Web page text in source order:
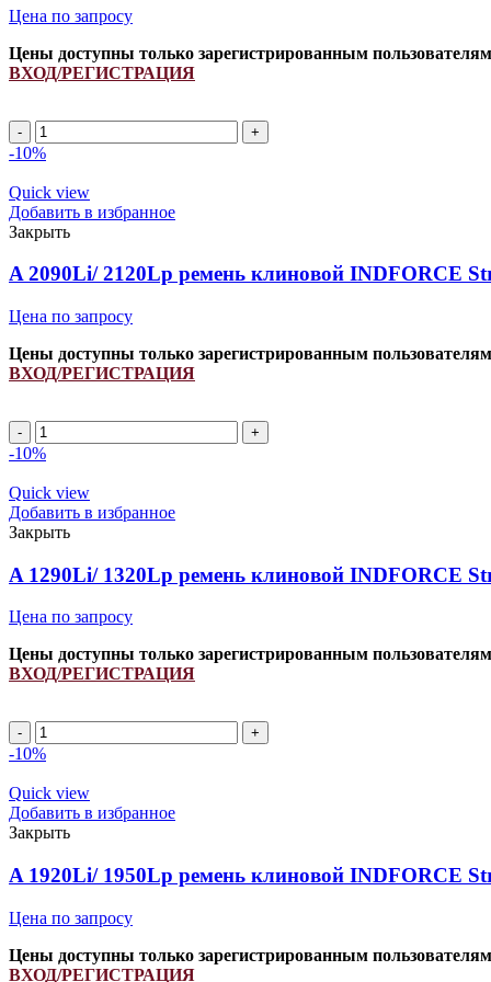
Цена по запросу
Цены доступны только зарегистрированным пользователям
ВХОД/РЕГИСТРАЦИЯ
A
1500Li/
ремень
клиновой
INDFORCE
Strongest
quantity
-10%
Quick view
Добавить в избранное
Закрыть
A 2090Li/ 2120Lp ремень клиновой INDFORCE
Цена по запросу
Цены доступны только зарегистрированным пользователям
ВХОД/РЕГИСТРАЦИЯ
A
2090Li/
ремень
клиновой
INDFORCE
Strongest
quantity
-10%
Quick view
Добавить в избранное
Закрыть
A 1290Li/ 1320Lp ремень клиновой INDFORCE
Цена по запросу
Цены доступны только зарегистрированным пользователям
ВХОД/РЕГИСТРАЦИЯ
A
1290Li/
ремень
клиновой
INDFORCE
Strongest
quantity
-10%
Quick view
Добавить в избранное
Закрыть
A 1920Li/ 1950Lp ремень клиновой INDFORCE
Цена по запросу
Цены доступны только зарегистрированным пользователям
ВХОД/РЕГИСТРАЦИЯ